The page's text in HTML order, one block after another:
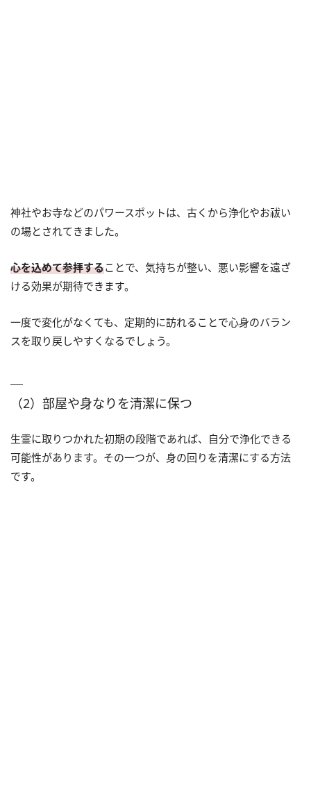
神社やお寺などのパワースポットは、古くから浄化やお祓い
の場とされてきました。
心を込めて参拝することで、気持ちが整い、悪い影響を遠ざ
ける効果が期待できます。
一度で変化がなくても、定期的に訪れることで心身のバラン
スを取り戻しやすくなるでしょう。
（2）部屋や身なりを清潔に保つ
生霊に取りつかれた初期の段階であれば、自分で浄化できる
可能性があります。その一つが、身の回りを清潔にする方法
です。